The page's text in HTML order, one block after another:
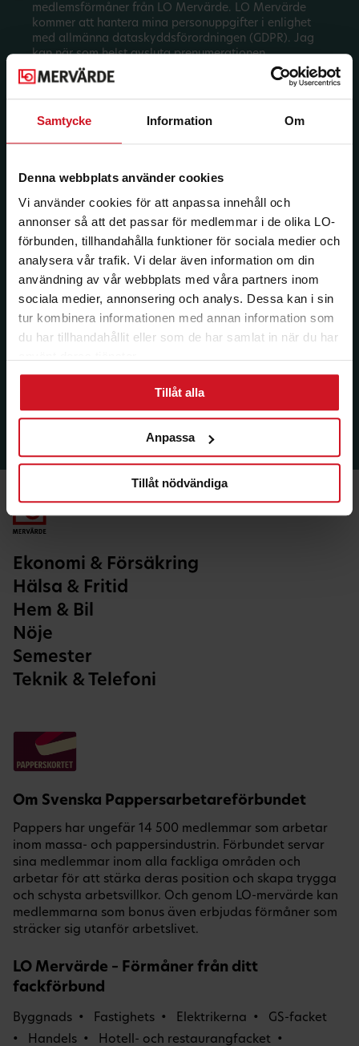
Samtycke Information Om
Denna webbplats använder cookies
Vi använder cookies för att anpassa innehåll och
annonser så att det passar för medlemmar i de olika LO-
förbunden, tillhandahålla funktioner för sociala medier och
analysera vår trafik. Vi delar även information om din
användning av vår webbplats med våra partners inom
sociala medier, annonsering och analys. Dessa kan i sin
tur kombinera informationen med annan information som
du har tillhandahållit eller som de har samlat in när du har
Tillåt alla
Anpassa
Tillåt nödvändiga
medlemsförmåner från LO Mervärde. LO Mervärde
kommer att hantera mina personuppgifter i enlighet
med allmänna dataskyddsförordningen (GDPR). Jag
kan när som helst avsluta prenumerationen.
Ekonomi & Försäkring
Hälsa & Fritid
Hem & Bil
Nöje
Semester
Teknik & Telefoni
Om Svenska Pappersarbetareförbundet
Pappers har ungefär 14 500 medlemmar som arbetar
inom massa- och pappersindustrin. Förbundet servar
sina medlemmar inom alla fackliga områden och
arbetar för att stärka deras position och skapa trygga
och schysta arbetsvillkor. Och genom LO-mervärde kan
medlemmarna som bonus även erbjudas förmåner som
sträcker sig utanför arbetslivet.
LO Mervärde – Förmåner från ditt
fackförbund
Byggnads Fastighets Elektrikerna
GS-facket
Handels
Hotell- och restaurangfacket